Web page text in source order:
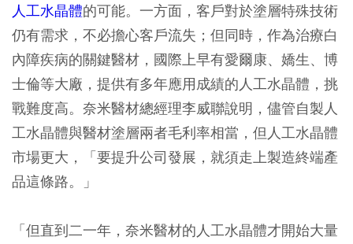
人工水晶體的可能。一方面，客戶對於塗層特殊技術
仍有需求，不必擔心客戶流失；但同時，作為治療白
內障疾病的關鍵醫材，國際上早有愛爾康、嬌生、博
士倫等大廠，提供有多年應用成績的人工水晶體，挑
戰難度高。奈米醫材總經理李威聯說明，儘管自製人
工水晶體與醫材塗層兩者毛利率相當，但人工水晶體
市場更大，「要提升公司發展，就須走上製造終端產
品這條路。」
「但直到二一年，奈米醫材的人工水晶體才開始大量